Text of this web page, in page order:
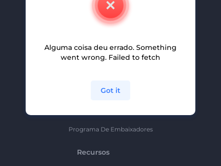
Carreiras
Programa De Afiliados
Programa De Embaixadores
Recursos
Alguma coisa deu errado. Something
went wrong. Failed to fetch
Got it